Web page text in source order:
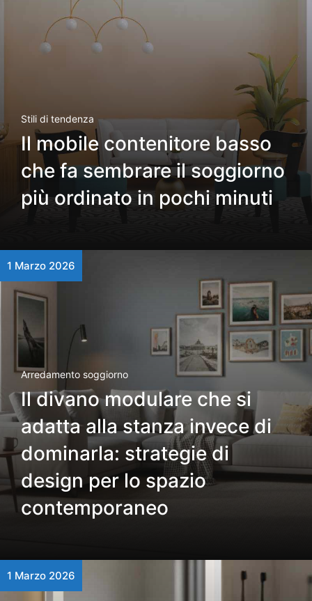
Stili di tendenza
Il mobile contenitore basso
che fa sembrare il soggiorno
più ordinato in pochi minuti
1 Marzo 2026
Arredamento soggiorno
Il divano modulare che si
adatta alla stanza invece di
dominarla: strategie di
design per lo spazio
contemporaneo
1 Marzo 2026